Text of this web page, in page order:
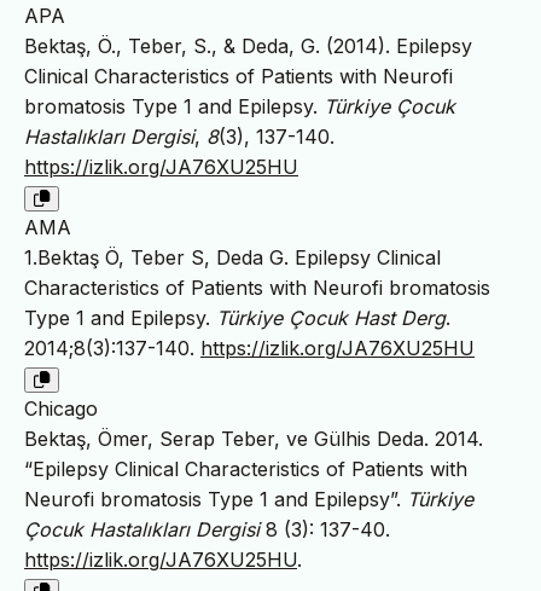
APA
Bektaş, Ö., Teber, S., & Deda, G. (2014). Epilepsy
Clinical Characteristics of Patients with Neurofi
bromatosis Type 1 and Epilepsy. Türkiye Çocuk
Hastalıkları Dergisi, 8(3), 137-140.
https://izlik.org/JA76XU25HU
AMA
1.Bektaş Ö, Teber S, Deda G. Epilepsy Clinical
Characteristics of Patients with Neurofi bromatosis
Type 1 and Epilepsy. Türkiye Çocuk Hast Derg.
2014;8(3):137-140. https://izlik.org/JA76XU25HU
Chicago
Bektaş, Ömer, Serap Teber, ve Gülhis Deda. 2014.
“Epilepsy Clinical Characteristics of Patients with
Neurofi bromatosis Type 1 and Epilepsy”. Türkiye
Çocuk Hastalıkları Dergisi8 (3): 137-40.
https://izlik.org/JA76XU25HU.